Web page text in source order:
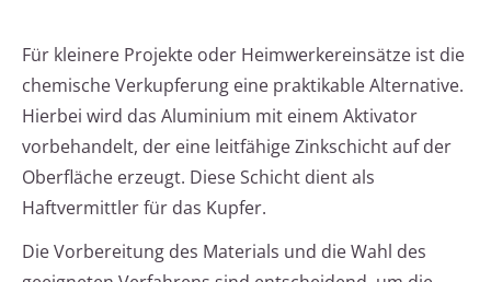
Für kleinere Projekte oder Heimwerkereinsätze ist die
chemische Verkupferung eine praktikable Alternative.
Hierbei wird das Aluminium mit einem Aktivator
vorbehandelt, der eine leitfähige Zinkschicht auf der
Oberfläche erzeugt. Diese Schicht dient als
Haftvermittler für das Kupfer.
Die Vorbereitung des Materials und die Wahl des